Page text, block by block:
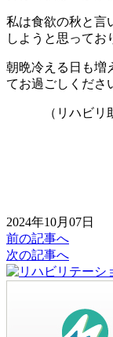
私は食欲の秋と言
しようと思ってお
朝晩冷える日も増
てお過ごしくださ
（リハビリ助
2024年10月07日
前の記事へ
次の記事へ